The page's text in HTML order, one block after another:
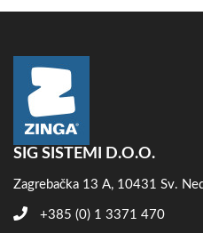
SIG SISTEMI D.O.O.
Zagrebačka 13 A, 10431 Sv.
+385 (0) 1 3371 470